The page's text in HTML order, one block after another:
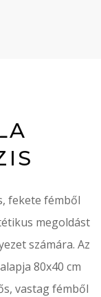
fekete fémből
megoldást
számára. Az
80x40 cm
vastag fémből